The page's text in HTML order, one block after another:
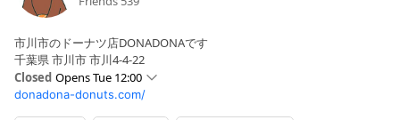
市川市のドーナツ店DONADONAです
千葉県 市川市 市川4-4-22
Closed Opens Tue 12:00
SunClosed
MonClosed
donadona-donuts.com/